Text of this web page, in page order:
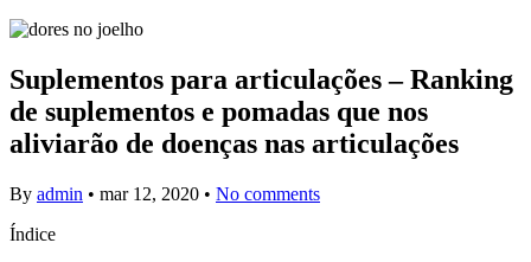
Suplementos para articulações – Ranking
de suplementos e pomadas que nos
aliviarão de doenças nas articulações
By admin • mar 12, 2020 • No comments
Índice